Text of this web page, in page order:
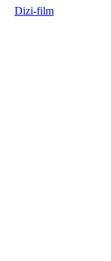
Dizi-film